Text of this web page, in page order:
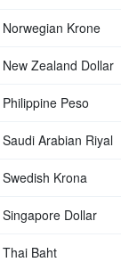
Norwegian Krone
New Zealand Dollar
Philippine Peso
Saudi Arabian Riyal
Swedish Krona
Singapore Dollar
Thai Baht